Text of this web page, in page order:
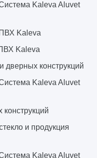
Kaleva Aluvet
Kaleva
Kaleva
дверных конструкций
Kaleva Aluvet
конструкций
и продукция
Kaleva Aluvet